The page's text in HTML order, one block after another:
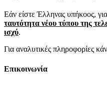
Εάν είστε Έλληνας υπήκοος, για
ταυτότητα νέου τύπου της
ισχύ.
Για αναλυτικές πληροφορίες
Επικοινωνία